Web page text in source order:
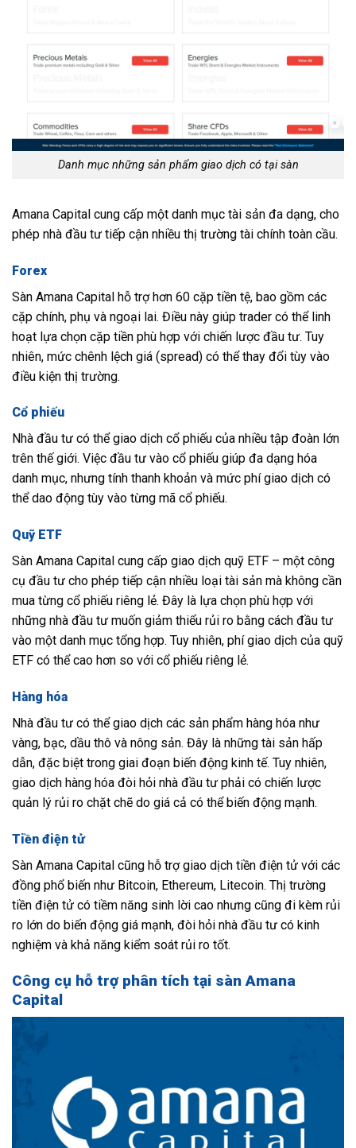
Danh mục những sản phẩm giao dịch có tại sàn
Amana Capital cung cấp một danh mục tài sản đa dạng, cho
phép nhà đầu tư tiếp cận nhiều thị trường tài chính toàn cầu.
Forex
Sàn Amana Capital hỗ trợ hơn 60 cặp tiền tệ, bao gồm các
cặp chính, phụ và ngoại lai. Điều này giúp trader có thể linh
hoạt lựa chọn cặp tiền phù hợp với chiến lược đầu tư. Tuy
nhiên, mức chênh lệch giá (spread) có thể thay đổi tùy vào
điều kiện thị trường.
Cổ phiếu
Nhà đầu tư có thể giao dịch cổ phiếu của nhiều tập đoàn lớn
trên thế giới. Việc đầu tư vào cổ phiếu giúp đa dạng hóa
danh mục, nhưng tính thanh khoản và mức phí giao dịch có
thể dao động tùy vào từng mã cổ phiếu.
Quỹ ETF
Sàn Amana Capital cung cấp giao dịch quỹ ETF – một công
cụ đầu tư cho phép tiếp cận nhiều loại tài sản mà không cần
mua từng cổ phiếu riêng lẻ. Đây là lựa chọn phù hợp với
những nhà đầu tư muốn giảm thiểu rủi ro bằng cách đầu tư
vào một danh mục tổng hợp. Tuy nhiên, phí giao dịch của quỹ
ETF có thể cao hơn so với cổ phiếu riêng lẻ.
Hàng hóa
Nhà đầu tư có thể giao dịch các sản phẩm hàng hóa như
vàng, bạc, dầu thô và nông sản. Đây là những tài sản hấp
dẫn, đặc biệt trong giai đoạn biến động kinh tế. Tuy nhiên,
giao dịch hàng hóa đòi hỏi nhà đầu tư phải có chiến lược
quản lý rủi ro chặt chẽ do giá cả có thể biến động mạnh.
Tiền điện tử
Sàn Amana Capital cũng hỗ trợ giao dịch tiền điện tử với các
đồng phổ biến như Bitcoin, Ethereum, Litecoin. Thị trường
tiền điện tử có tiềm năng sinh lời cao nhưng cũng đi kèm rủi
ro lớn do biến động giá mạnh, đòi hỏi nhà đầu tư có kinh
nghiệm và khả năng kiểm soát rủi ro tốt.
Công cụ hỗ trợ phân tích tại sàn Amana
Capital